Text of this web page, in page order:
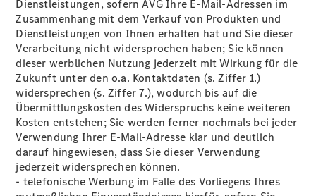
Dienstleistungen, sofern AVG Ihre E-Mail-Adressen im
Zusammenhang mit dem Verkauf von Produkten und
Dienstleistungen von Ihnen erhalten hat und Sie dieser
Verarbeitung nicht widersprochen haben; Sie können
dieser werblichen Nutzung jederzeit mit Wirkung für die
Zukunft unter den o.a. Kontaktdaten (s. Ziffer 1.)
widersprechen (s. Ziffer 7.), wodurch bis auf die
Übermittlungskosten des Widerspruchs keine weiteren
Kosten entstehen; Sie werden ferner nochmals bei jeder
Verwendung Ihrer E-Mail-Adresse klar und deutlich
darauf hingewiesen, dass Sie dieser Verwendung
jederzeit widersprechen können.
- telefonische Werbung im Falle des Vorliegens Ihres